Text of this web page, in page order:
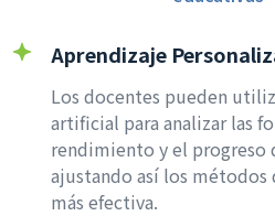
Aprendizaje
Los docentes pueden
artificial para analizar las
rendimiento y el progreso
ajustando así los métodos
más efectiva.